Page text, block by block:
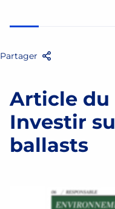
Partager
Facebook
Twitter
Article du
Investir
ballasts